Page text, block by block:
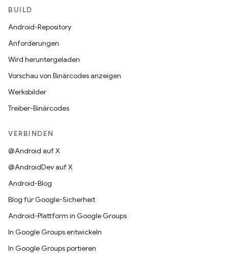
BUILD
Android-Repository
Anforderungen
Wird heruntergeladen
Vorschau von Binärcodes anzeigen
Werksbilder
Treiber-Binärcodes
VERBINDEN
@Android auf X
@AndroidDev auf X
Android-Blog
Blog für Google-Sicherheit
Android-Plattform in Google Groups
In Google Groups entwickeln
In Google Groups portieren